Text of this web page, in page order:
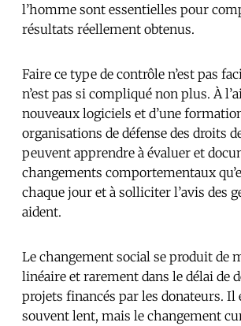
l’homme sont essentielles pour
résultats réellement obtenus.
Faire ce type de contrôle n’est pas
n’est pas si compliqué non plus. À
nouveaux logiciels et d’une
organisations de défense des droits
peuvent apprendre à évaluer et
changements comportementaux
chaque jour et à solliciter l’avis des
aident.
Le changement social se produit de
linéaire et rarement dans le délai de
projets financés par les donateurs. Il
souvent lent, mais le changement